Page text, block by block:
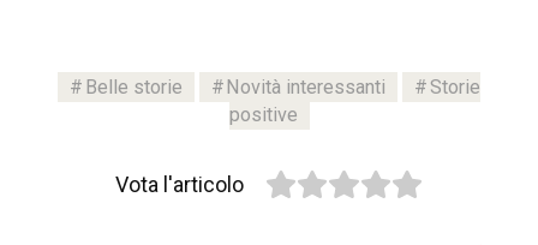
Belle storie Novità interessanti
Storie
positive
Vota l'articolo